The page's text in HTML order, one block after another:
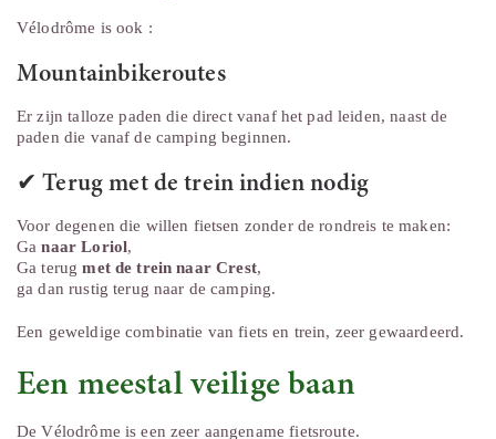
Vélodrôme is ook :
Mountainbikeroutes
Er zijn talloze paden die direct vanaf het pad leiden, naast de
paden die vanaf de camping beginnen.
✔Terug met de trein indien nodig
Voor degenen die willen fietsen zonder de rondreis te maken:
Ganaar Loriol,
Ga terugmet de trein naar Crest,
ga dan rustig terug naar de camping.
Een geweldige combinatie van fiets en trein, zeer gewaardeerd.
Een meestal veilige baan
De Vélodrôme is een zeer aangename fietsroute.